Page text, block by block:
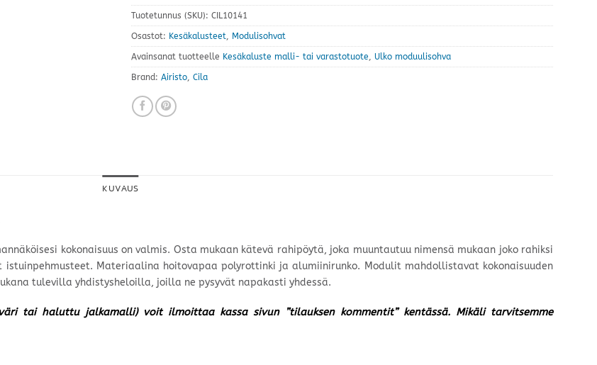
Tuotetunnus (SKU): CIL10141
Osastot: Kesäkalusteet, Modulisohvat
Avainsanat tuotteelle Kesäkaluste malli- tai varastotuote, Ulko moduulisohva
Brand: Airisto, Cila
KUVAUS
kokonaisuus on valmis. Osta mukaan kätevä rahipöytä, joka muuntautuu nimensä mukaan joko rahiksi
istuinpehmusteet. Materiaalina hoitovapaa polyrottinki ja alumiinirunko. Modulit mahdollistavat kokonaisuuden
tulevilla yhdistysheloilla, joilla ne pysyvät napakasti yhdessä.
tai haluttu jalkamalli) voit ilmoittaa kassa sivun ”tilauksen kommentit” kentässä. Mikäli tarvitsemme